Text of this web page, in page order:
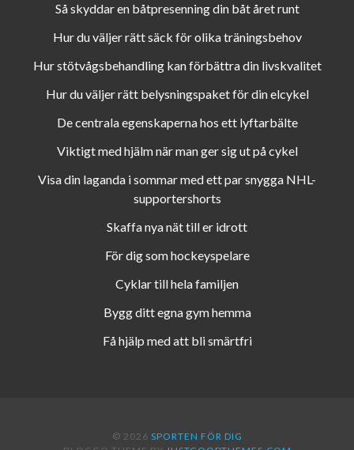
Så skyddar en båtpresenning din båt året runt
Hur du väljer rätt säck för olika träningsbehov
Hur stötvågsbehandling kan förbättra din livskvalitet
Hur du väljer rätt belysningspaket för din elcykel
De centrala egenskaperna hos ett lyftarbälte
Viktigt med hjälm när man ger sig ut på cykel
Visa din laganda i sommar med ett par snygga NHL-
supportershorts
Skaffa nya nät till er idrott
För dig som hockeyspelare
Cyklar till hela familjen
Bygg ditt egna gym hemma
Få hjälp med att bli smärtfri
© 2026 SPORTEN FÖR DIG